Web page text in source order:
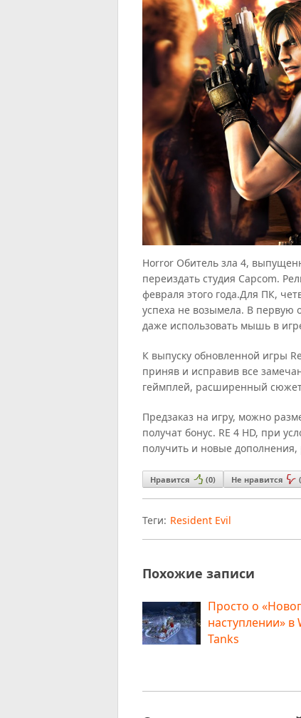
Horror Обитель зла 4,
переиздатьстудия Capcom.
февраля этого года.Для ПК,
успеха не возымела. В первую
даже использовать мышь в
К выпуску обновленной игры
приняв и исправив все
геймплей, расширенный
Предзаказ на игру, можно
получат бонус. RE 4 HD, при
получить и новые
Нравится (0) Не нравится
Теги: Resident Evil
Похожие записи
Просто о
наступлении» в
Tanks